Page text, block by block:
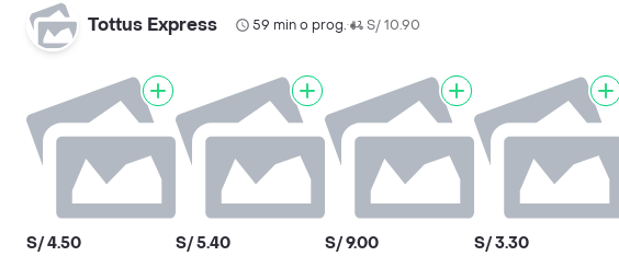
Tottus Express 59 min o prog.• S/ 10.90
S/ 4.50 S/ 5.40 S/ 9.00 S/ 3.30